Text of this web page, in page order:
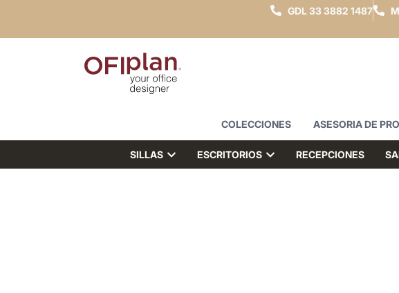
GDL33 3882 1487
COLECCIONES ASESORIA DE
SILLAS ESCRITORIOS RECEPCIONES